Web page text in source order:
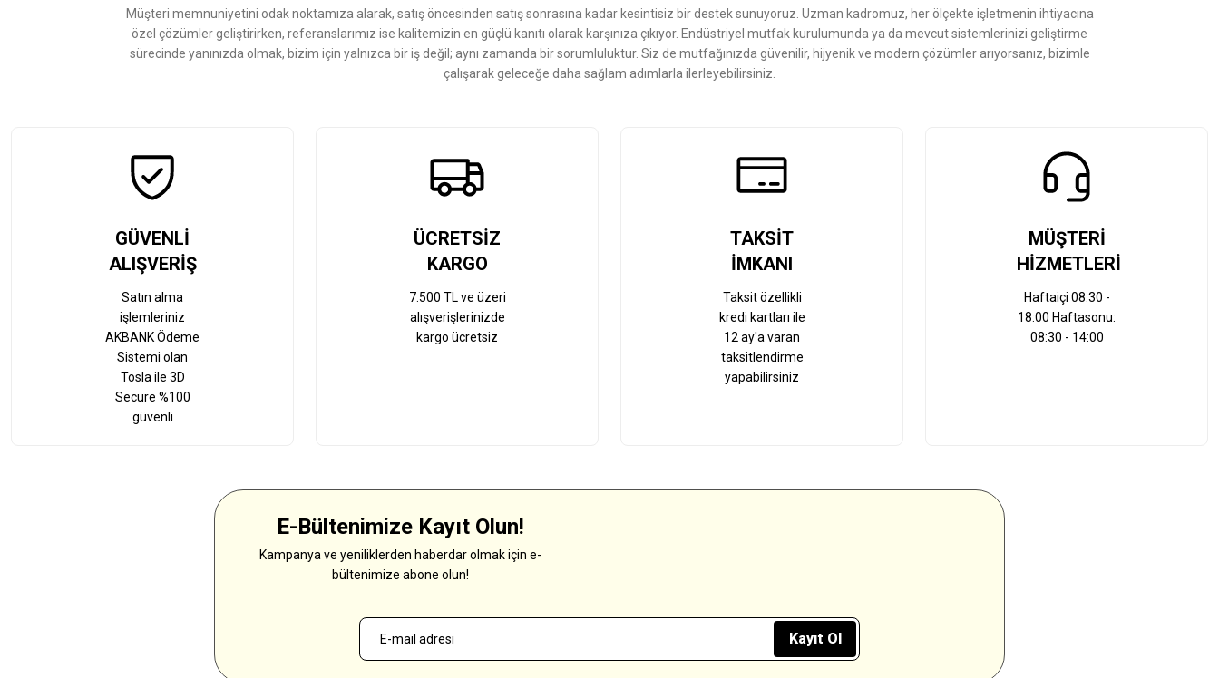
Bu ürüne benzer farklı alternatifler olmalı.
Müşteri memnuniyetini odak noktamıza alarak, satış öncesinden satış sonrasına kadar kesintisiz bir destek sunuyoruz. Uzman kadromuz, her ölçekte işletmenin ihtiyacına
özel çözümler geliştirirken, referanslarımız ise kalitemizin en güçlü kanıtı olarak karşınıza çıkıyor. Endüstriyel mutfak kurulumunda ya da mevcut sistemlerinizi geliştirme
sürecinde yanınızda olmak, bizim için yalnızca bir iş değil; aynı zamanda bir sorumluluktur. Siz de mutfağınızda güvenilir, hijyenik ve modern çözümler arıyorsanız, bizimle
çalışarak geleceğe daha sağlam adımlarla ilerleyebilirsiniz.
GÜVENLİ
ALIŞVERİŞ
Satın alma
işlemleriniz
AKBANK Ödeme
Sistemi olan
Tosla ile 3D
Secure %100
güvenli
ÜCRETSİZ
KARGO
7.500 TL ve üzeri
alışverişlerinizde
kargo ücretsiz
TAKSİT
İMKANI
Taksit özellikli
kredi kartları ile
12 ay'a varan
taksitlendirme
yapabilirsiniz
MÜŞTERİ
HİZMETLERİ
Haftaiçi 08:30 -
18:00 Haftasonu:
08:30 - 14:00
E-Bültenimize Kayıt Olun!
Kampanya ve yeniliklerden haberdar olmak için e-
bültenimize abone olun!
Kayıt Ol